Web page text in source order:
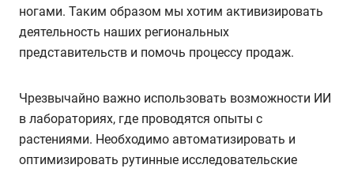
ногами. Таким образом мы хотим активизировать
деятельность наших региональных
представительств и помочь процессу продаж.
Чрезвычайно важно использовать возможности ИИ
в лабораториях, где проводятся опыты с
растениями. Необходимо автоматизировать и
оптимизировать рутинные исследовательские